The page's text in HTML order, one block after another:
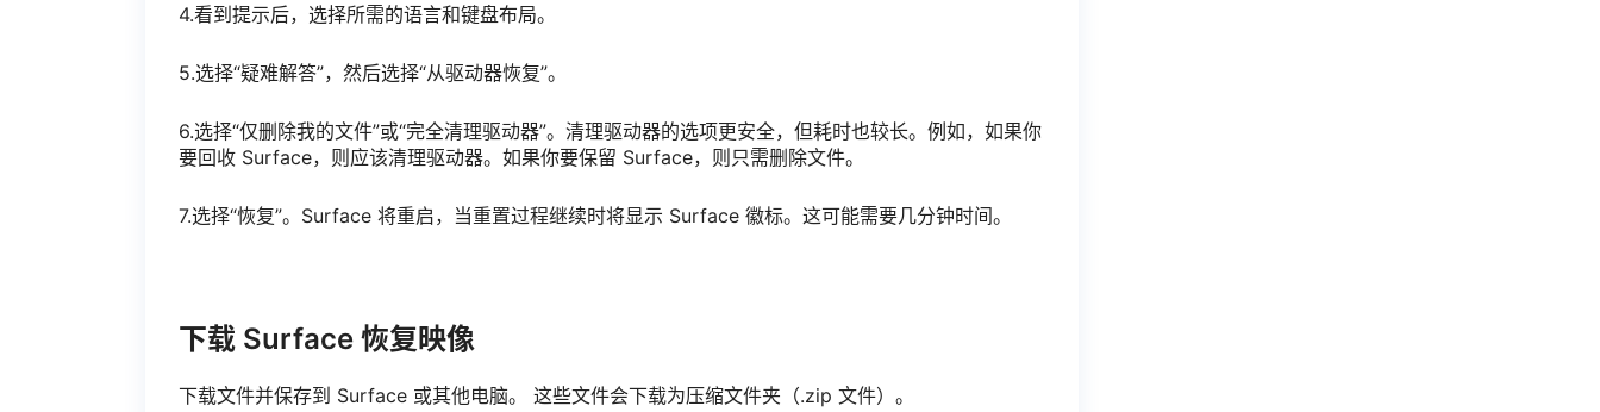
4.看到提示后，选择所需的语言和键盘布局。
5.选择“疑难解答”，然后选择“从驱动器恢复”。
6.选择“仅删除我的文件”或“完全清理驱动器”。清理驱动器的选项更安全，但耗时也较长。例如，如果你
要回收 Surface，则应该清理驱动器。如果你要保留 Surface，则只需删除文件。
7.选择“恢复”。Surface 将重启，当重置过程继续时将显示 Surface 徽标。这可能需要几分钟时间。
下载 Surface 恢复映像
下载文件并保存到 Surface 或其他电脑。 这些文件会下载为压缩文件夹（.zip 文件）。